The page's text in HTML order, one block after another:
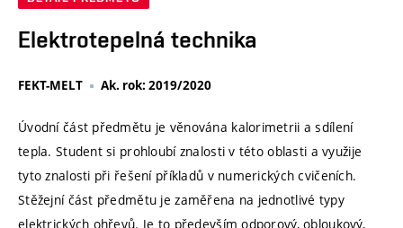
Elektrotepelná technika
FEKT-MELT Ak. rok: 2019/2020
Úvodní část předmětu je věnována kalorimetrii a sdílení
tepla. Student si prohloubí znalosti v této oblasti a využije
tyto znalosti při řešení příkladů v numerických cvičeních.
Stěžejní část předmětu je zaměřena na jednotlivé typy
elektrických ohřevů. Je to především odporový, obloukový,